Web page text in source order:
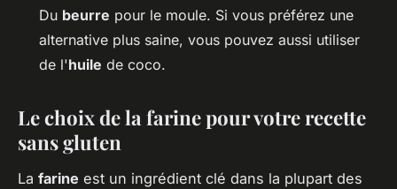
Du beurre pour le moule. Si vous préférez une
alternative plus saine, vous pouvez aussi utiliser
de l'huile de coco.
Le choix de la farine pour votre recette
sans gluten
La farine est un ingrédient clé dans la plupart des